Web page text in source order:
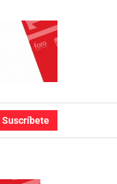
Suscríbete